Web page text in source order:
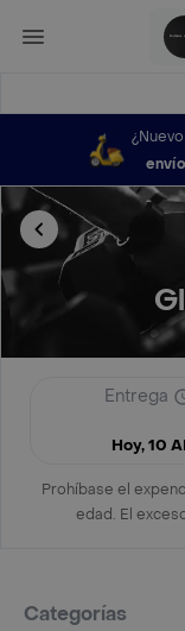
Entrega
Hoy, 10
Prohíbase el
edad. El
Categorías